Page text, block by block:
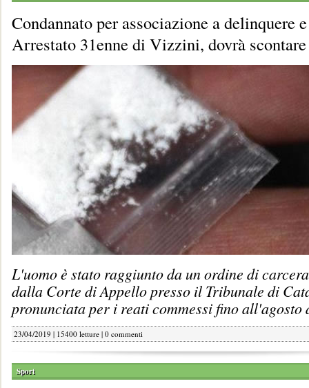
Condannato per associazione a delinquere
Arrestato 31enne di Vizzini, dovrà
L'uomo è stato raggiunto da un ordine di
dalla Corte di Appello presso il Tribunale di
pronunciata per i reati commessi fino all'agosto
23/04/2019 | 15400 letture | 0 commenti
Sport